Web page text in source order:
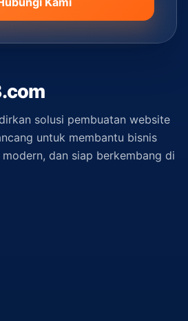
solusi pembuatan website
untuk membantu bisnis
dan siap berkembang di